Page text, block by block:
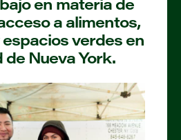
a alimentos,
verdes en
de Nueva York.